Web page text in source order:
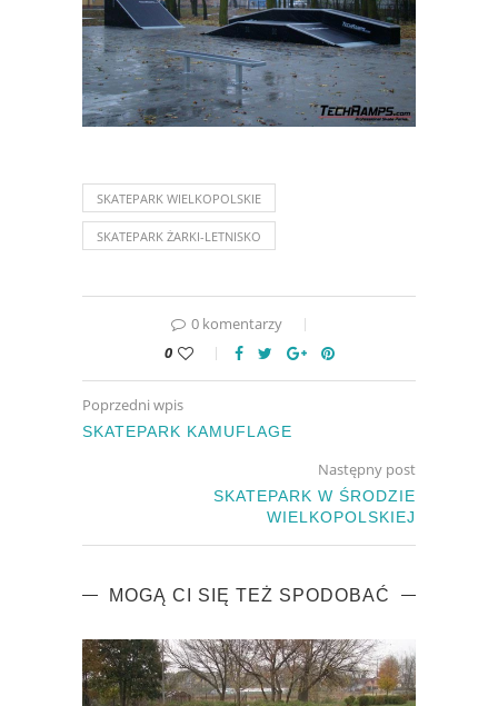
SKATEPARK WIELKOPOLSKIE
SKATEPARK ŻARKI-LETNISKO
0 komentarzy
0
Poprzedni wpis
SKATEPARK KAMUFLAGE
Następny post
SKATEPARK W ŚRODZIE
WIELKOPOLSKIEJ
MOGĄ CI SIĘ TEŻ SPODOBAĆ